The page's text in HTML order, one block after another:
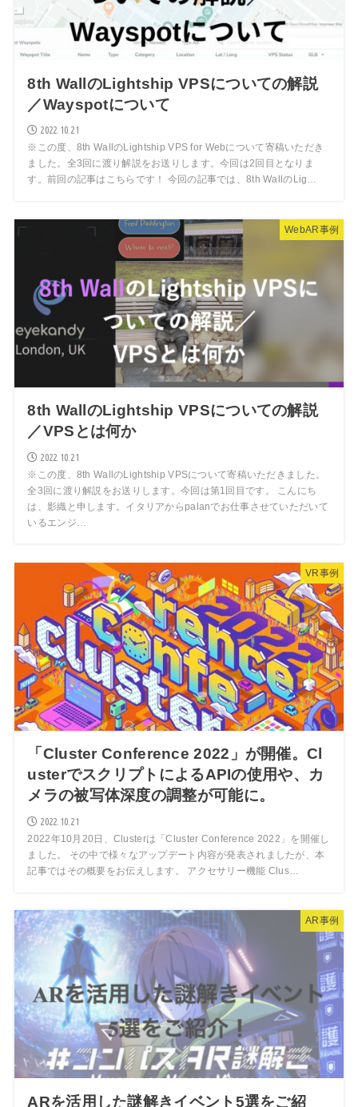
8th WallのLightship VPSについての解説
／Wayspotについて
2022.10.21
※この度、8th WallのLightship VPS for Webについて寄稿いただき
ました。全3回に渡り解説をお送りします。今回は2回目となりま
す。前回の記事はこちらです！ 今回の記事では、8th WallのLig…
WebAR事例
8th WallのLightship VPSについての解説
／VPSとは何か
2022.10.21
※この度、8th WallのLightship VPSについて寄稿いただきました。
全3回に渡り解説をお送りします。今回は第1回目です。 こんにち
は、影織と申します。イタリアからpalanでお仕事させていただいて
いるエンジ…
VR事例
「Cluster Conference 2022」が開催。Cl
usterでスクリプトによるAPIの使用や、カ
メラの被写体深度の調整が可能に。
2022.10.21
2022年10月20日、Clusterは「Cluster Conference 2022」を開催し
ました。 その中で様々なアップデート内容が発表されましたが、本
記事ではその概要をお伝えします。 アクセサリー機能 Clus…
AR事例
ARを活用した謎解きイベント5選をご紹